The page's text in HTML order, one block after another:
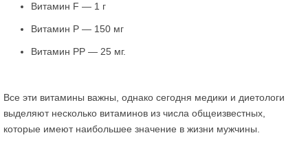
Витамин F — 1 г
Витамин Р — 150 мг
Витамин РР — 25 мг.
Все эти витамины важны, однако сегодня медики и диетологи
выделяют несколько витаминов из числа общеизвестных,
которые имеют наибольшее значение в жизни мужчины.